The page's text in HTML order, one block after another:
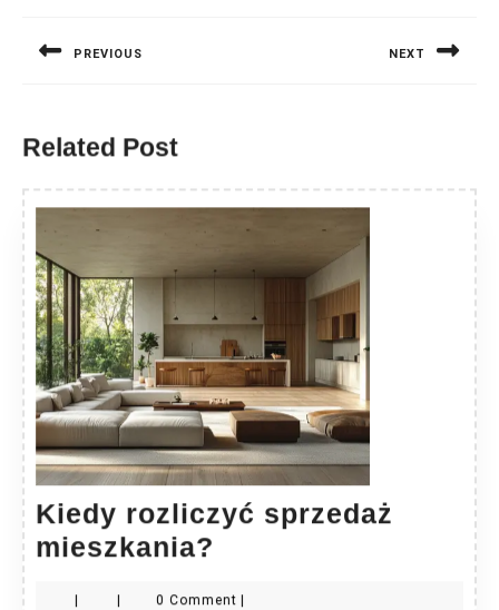
PREVIOUS NEXT
Related Post
Kiedy rozliczyć sprzedaż
mieszkania?
| | 0 Comment |